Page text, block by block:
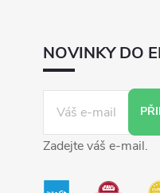
NOVINKY DO
Zadejte váš e-mail.